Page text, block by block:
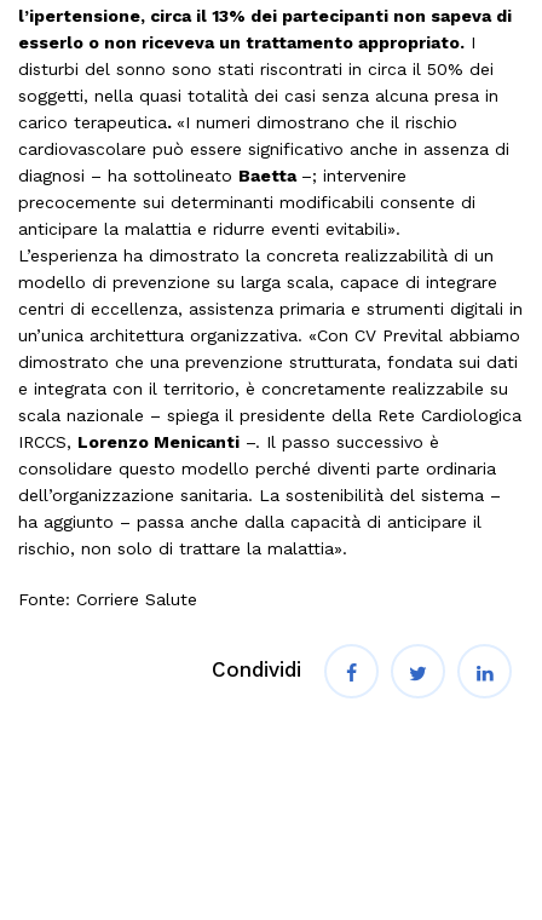
l’ipertensione, circa il 13% dei partecipanti non sapeva di
esserlo o non riceveva un trattamento appropriato. I
disturbi del sonno sono stati riscontrati in circa il 50% dei
soggetti, nella quasi totalità dei casi senza alcuna presa in
carico terapeutica. «I numeri dimostrano che il rischio
cardiovascolare può essere significativo anche in assenza di
diagnosi – ha sottolineato Baetta –; intervenire
precocemente sui determinanti modificabili consente di
anticipare la malattia e ridurre eventi evitabili».
L’esperienza ha dimostrato la concreta realizzabilità di un
modello di prevenzione su larga scala, capace di integrare
centri di eccellenza, assistenza primaria e strumenti digitali in
un’unica architettura organizzativa. «Con CV Prevital abbiamo
dimostrato che una prevenzione strutturata, fondata sui dati
e integrata con il territorio, è concretamente realizzabile su
scala nazionale – spiega il presidente della Rete Cardiologica
IRCCS, Lorenzo Menicanti –. Il passo successivo è
consolidare questo modello perché diventi parte ordinaria
dell’organizzazione sanitaria. La sostenibilità del sistema –
ha aggiunto – passa anche dalla capacità di anticipare il
rischio, non solo di trattare la malattia».
Fonte: Corriere Salute
Condividi